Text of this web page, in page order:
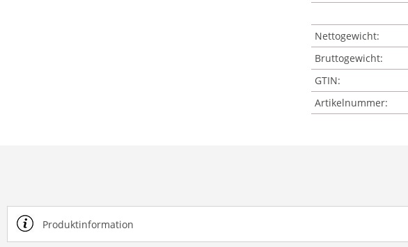
Nettogewicht:
Bruttogewicht:
GTIN:
Artikelnummer:
Produktinformation